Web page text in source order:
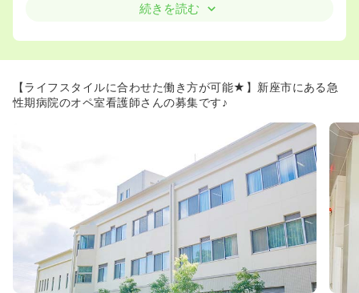
続きを読む
【ライフスタイルに合わせた働き方が可能★】新座市にある急
性期病院のオペ室看護師さんの募集です♪